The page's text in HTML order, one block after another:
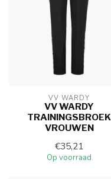
VV WARDY
VV WARDY
TRAININGSBROEK
VROUWEN
€35,21
Op voorraad